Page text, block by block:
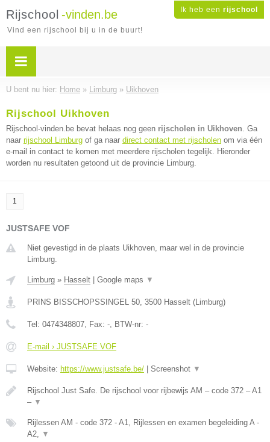
Ik heb een rijschool
Rijschool -vinden.be
Vind een rijschool bij u in de buurt!
U bent nu hier: Home » Limburg » Uikhoven
Rijschool Uikhoven
Rijschool-vinden.be bevat helaas nog geen rijscholen in Uikhoven. Ga
naar rijschool Limburg of ga naar direct contact met rijscholen om via één
e-mail in contact te komen met meerdere rijscholen tegelijk. Hieronder
worden nu resultaten getoond uit de provincie Limburg.
1
JUSTSAFE VOF
Niet gevestigd in de plaats Uikhoven, maar wel in de provincie
Limburg.
Limburg » Hasselt Google maps ▼
PRINS BISSCHOPSSINGEL 50, 3500 Hasselt (Limburg)
Tel: 0474348807, Fax: -, BTW-nr: -
E-mail › JUSTSAFE VOF
Website: https://www.justsafe.be/ Screenshot ▼
Rijschool Just Safe. De rijschool voor rijbewijs AM – code 372 – A1
– ▼
Rijlessen AM - code 372 - A1, Rijlessen en examen begeleiding A -
A2, ▼